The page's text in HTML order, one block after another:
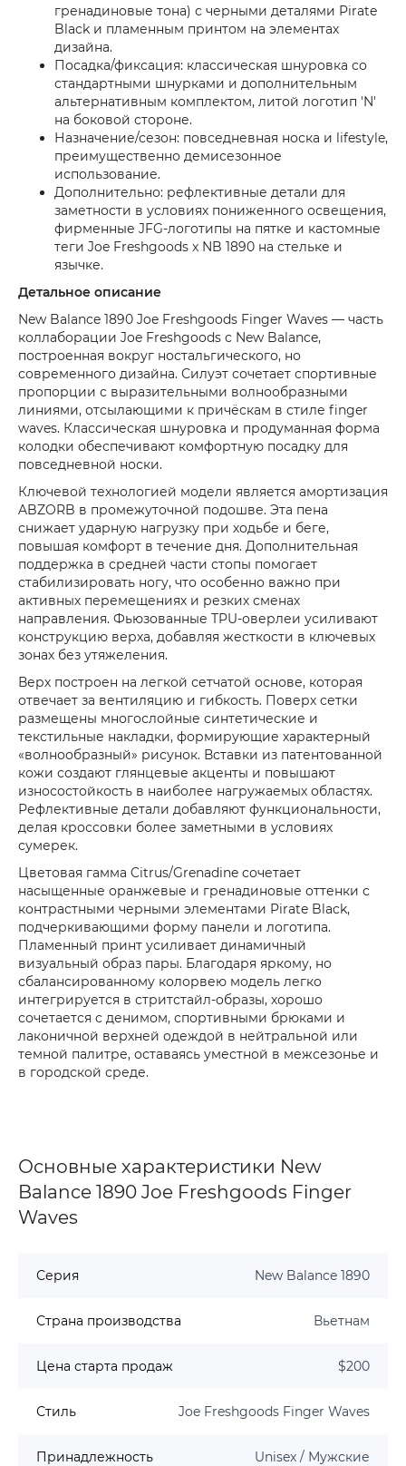
гренадиновые тона) с черными деталями Pirate
Black и пламенным принтом на элементах
дизайна.
Посадка/фиксация: классическая шнуровка со
стандартными шнурками и дополнительным
альтернативным комплектом, литой логотип 'N'
на боковой стороне.
Назначение/сезон: повседневная носка и lifestyle,
преимущественно демисезонное
использование.
Дополнительно: рефлективные детали для
заметности в условиях пониженного освещения,
фирменные JFG-логотипы на пятке и кастомные
теги Joe Freshgoods x NB 1890 на стельке и
язычке.
Детальное описание
New Balance 1890 Joe Freshgoods Finger Waves — часть
коллаборации Joe Freshgoods с New Balance,
построенная вокруг ностальгического, но
современного дизайна. Силуэт сочетает спортивные
пропорции с выразительными волнообразными
линиями, отсылающими к причёскам в стиле finger
waves. Классическая шнуровка и продуманная форма
колодки обеспечивают комфортную посадку для
повседневной носки.
Ключевой технологией модели является амортизация
ABZORB в промежуточной подошве. Эта пена
снижает ударную нагрузку при ходьбе и беге,
повышая комфорт в течение дня. Дополнительная
поддержка в средней части стопы помогает
стабилизировать ногу, что особенно важно при
активных перемещениях и резких сменах
направления. Фьюзованные TPU-оверлеи усиливают
конструкцию верха, добавляя жесткости в ключевых
зонах без утяжеления.
Верх построен на легкой сетчатой основе, которая
отвечает за вентиляцию и гибкость. Поверх сетки
размещены многослойные синтетические и
текстильные накладки, формирующие характерный
«волнообразный» рисунок. Вставки из патентованной
кожи создают глянцевые акценты и повышают
износостойкость в наиболее нагружаемых областях.
Рефлективные детали добавляют функциональности,
делая кроссовки более заметными в условиях
сумерек.
Цветовая гамма Citrus/Grenadine сочетает
насыщенные оранжевые и гренадиновые оттенки с
контрастными черными элементами Pirate Black,
подчеркивающими форму панели и логотипа.
Пламенный принт усиливает динамичный
визуальный образ пары. Благодаря яркому, но
сбалансированному колорвею модель легко
интегрируется в стритстайл-образы, хорошо
сочетается с денимом, спортивными брюками и
лаконичной верхней одеждой в нейтральной или
темной палитре, оставаясь уместной в межсезонье и
в городской среде.
Основные характеристики New
Balance 1890 Joe Freshgoods Finger
Waves
Серия New Balance 1890
Страна производства Вьетнам
Цена старта продаж $200
Стиль Joe Freshgoods Finger Waves
Принадлежность Unisex / Мужские